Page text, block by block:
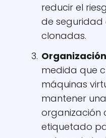
reducir el
de seguridad
clonadas.
medida que
máquinas
mantener
organización
etiquetado